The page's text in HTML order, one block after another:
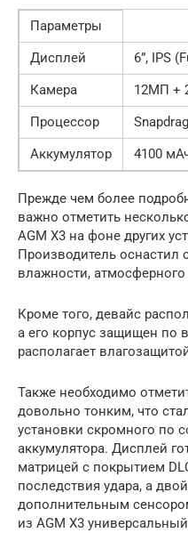
Параметры
Дисплей
6”, IPS
Камера
12МП +
Процессор
Аккумулятор
4100
Прежде чем более
важно отметить
AGM X3 на фоне других
Производитель оснастил
влажности,
Кроме того, девайс
а его корпус защищен по
располагает
Также необходимо
довольно тонким, что
установки скромного по
аккумулятора. Дисплей
матрицей с покрытием
последствия удара, а
дополнительным
из AGM X3